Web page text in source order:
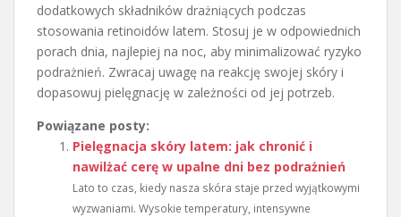
dodatkowych składników drażniących podczas
stosowania retinoidów latem. Stosuj je w odpowiednich
porach dnia, najlepiej na noc, aby minimalizować ryzyko
podrażnień. Zwracaj uwagę na reakcję swojej skóry i
dopasowuj pielęgnację w zależności od jej potrzeb.
Powiązane posty:
Pielęgnacja skóry latem: jak chronić i
nawilżać cerę w upalne dni bez podrażnień
Lato to czas, kiedy nasza skóra staje przed wyjątkowymi
wyzwaniami. Wysokie temperatury, intensywne